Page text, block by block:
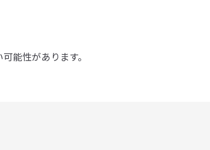
能性があります。